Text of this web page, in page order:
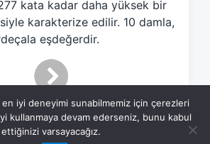
kata kadar daha yüksek bir
karakterize edilir. 10 damla,
eşdeğerdir.
iyi deneyimi sunabilmemiz için çerezleri
kullanmaya devam ederseniz, bunu kabul
ettiğinizi varsayacağız.